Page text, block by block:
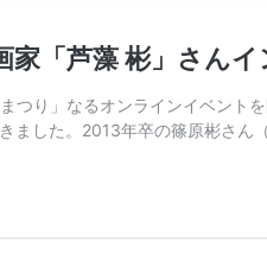
家「芦藻 彬」さん
つり」なるオンラインイベント
ました。2013年卒の篠原彬さ